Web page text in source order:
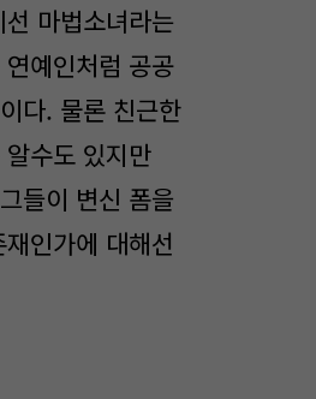
마법소녀라는
예인처럼 공공
다. 물론 친근한
수도 있지만
들이 변신 폼을
인가에 대해선